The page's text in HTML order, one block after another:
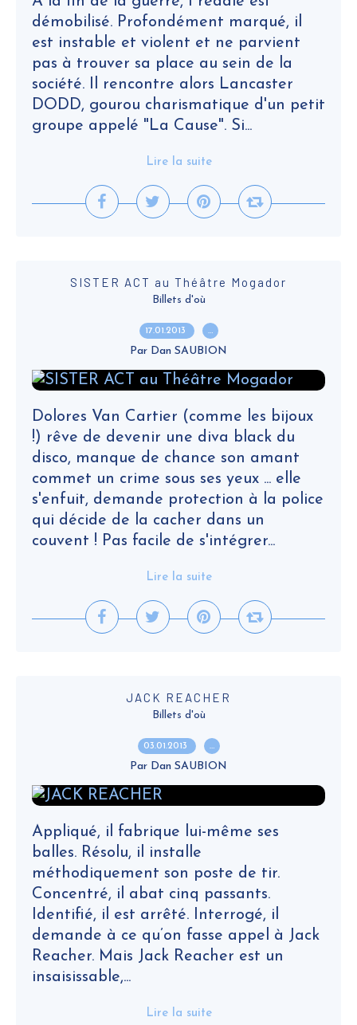
démobilisé. Profondément marqué, il
est instable et violent et ne parvient
pas à trouver sa place au sein de la
société. Il rencontre alors Lancaster
DODD, gourou charismatique d'un petit
groupe appelé "La Cause". Si...
Lire la suite
SISTER ACT au Théâtre Mogador
Billets d'où
17.01.2013 …
Par Dan SAUBION
Dolores Van Cartier (comme les bijoux
!) rêve de devenir une diva black du
disco, manque de chance son amant
commet un crime sous ses yeux ... elle
s'enfuit, demande protection à la police
qui décide de la cacher dans un
couvent ! Pas facile de s'intégrer...
Lire la suite
JACK REACHER
Billets d'où
03.01.2013 …
Par Dan SAUBION
Appliqué, il fabrique lui-même ses
balles. Résolu, il installe
méthodiquement son poste de tir.
Concentré, il abat cinq passants.
Identifié, il est arrêté. Interrogé, il
demande à ce qu’on fasse appel à Jack
Reacher. Mais Jack Reacher est un
insaisissable,...
Lire la suite